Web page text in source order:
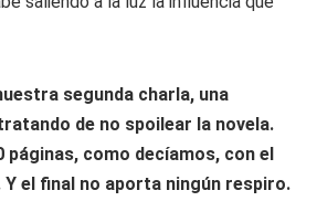
segunda charla, una
de no spoilear la novela.
páginas, como decíamos, con el
Y el final no aporta ningún respiro.